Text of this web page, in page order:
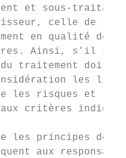
et sous-
celle de
en qualité
Ainsi, s’il
traitement doit
les
les risques et les
aux critères
les principes de
aux